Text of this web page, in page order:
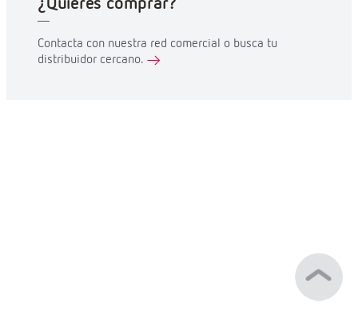
¿Quieres comprar?
Contacta con nuestra red comercial o busca tu
distribuidor cercano.